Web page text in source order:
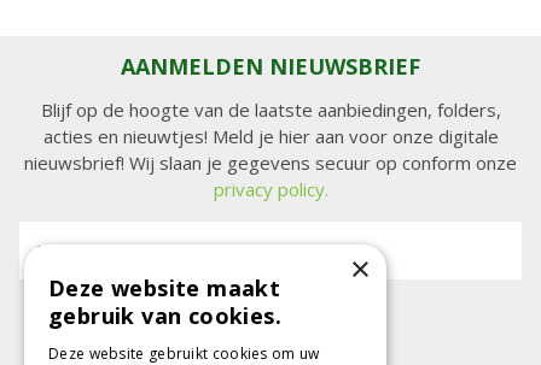
AANMELDEN NIEUWSBRIEF
Blijf op de hoogte van de laatste aanbiedingen, folders,
acties en nieuwtjes! Meld je hier aan voor onze digitale
nieuwsbrief! Wij slaan je gegevens secuur op conform onze
privacy policy.
E-mailadres: ×
Deze website maakt
gebruik van cookies.
Deze website gebruikt cookies om uw